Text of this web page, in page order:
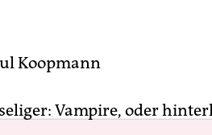
Koopmann
Vampire, oder